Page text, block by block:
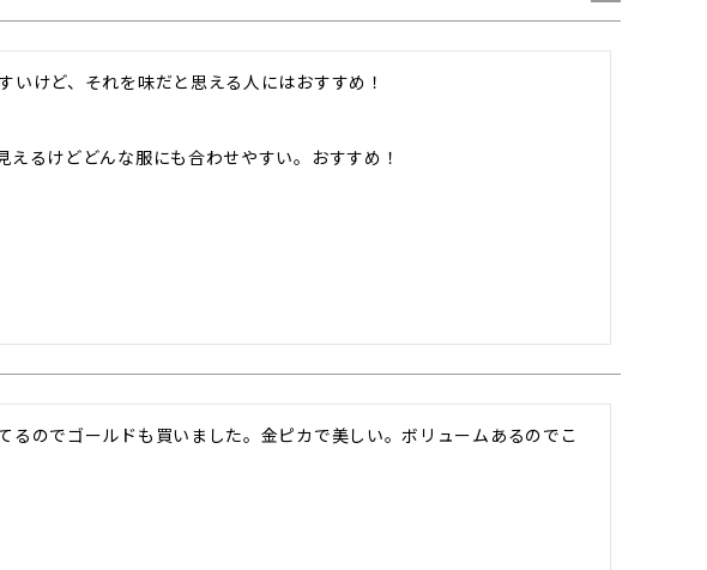
けど、それを味だと思える人にはおすすめ！
えるけどどんな服にも合わせやすい。おすすめ！
るのでゴールドも買いました。金ピカで美しい。ボリュームあるのでこ